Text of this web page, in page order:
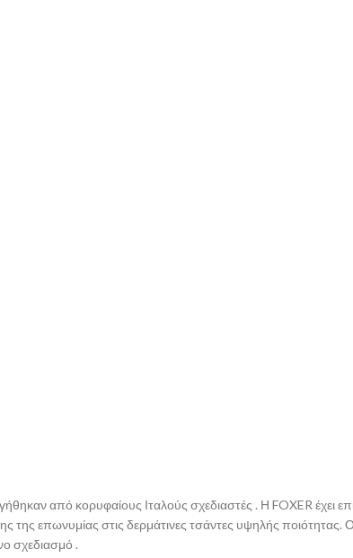
από κορυφαίους Ιταλούς σχεδιαστές . Η FOXER έχει
της επωνυμίας στις δερμάτινες τσάντες υψηλής
σχεδιασμό .